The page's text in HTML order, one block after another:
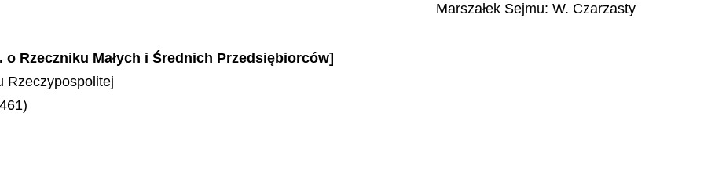
Marszałek Sejmu: W. Czarzasty
o Rzeczniku Małych i Średnich Przedsiębiorców]
Rzeczypospolitej